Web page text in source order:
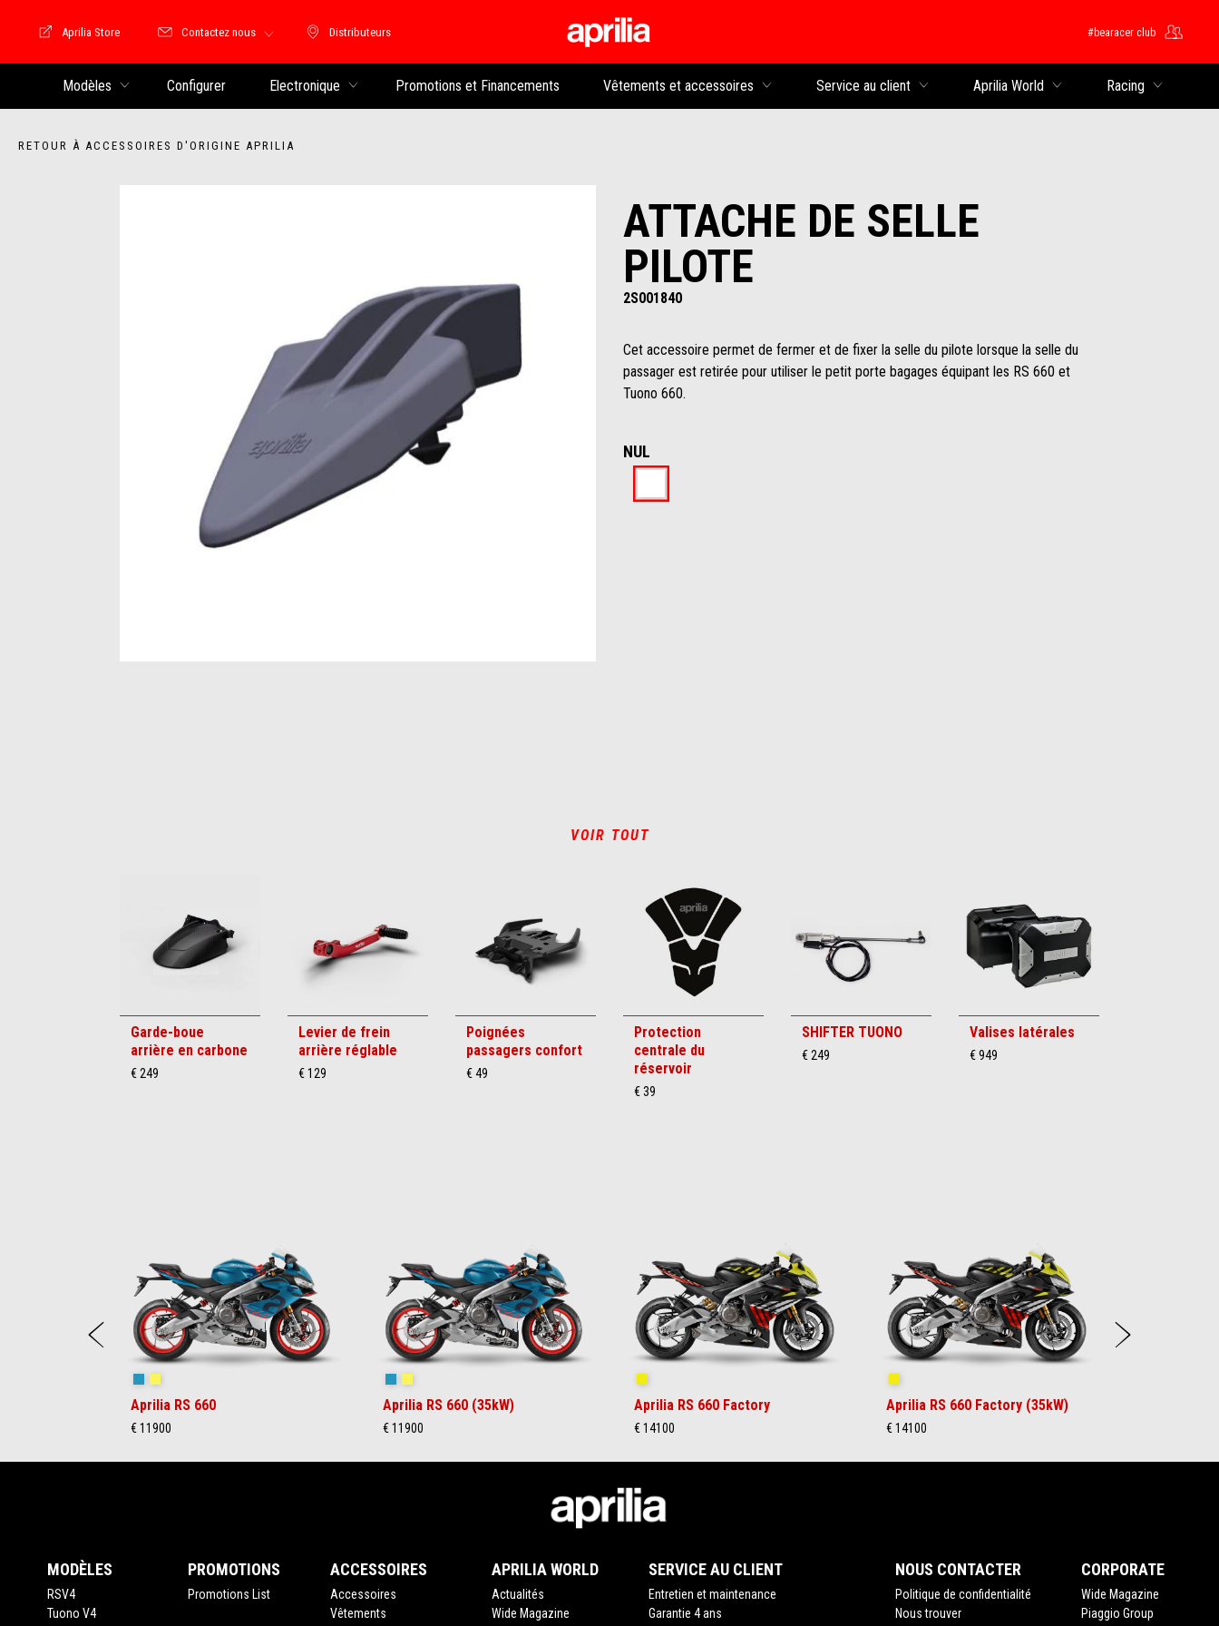
Distributeurs
Distributeurs
Store Motoguzzi
Aprilia Store Contactez nous #bearacer club
Modèles Configurer Electronique Promotions et Financements Vêtements et accessoires Service au client Aprilia World Racing
RETOUR À ACCESSOIRES D'ORIGINE APRILIA
ATTACHE DE SELLE
PILOTE
2S001840
Cet accessoire permet de fermer et de fixer la selle du pilote lorsque la selle du
passager est retirée pour utiliser le petit porte bagages équipant les RS 660 et
Tuono 660.
NUL
VOIR TOUT
Garde-boue
arrière en carbone
€ 249
Levier de frein
arrière réglable
€ 129
Poignées
passagers confort
€ 49
Protection
centrale du
réservoir
€ 39
SHIFTER TUONO
€ 249
Valises latérales
€ 949
Précédent
Aprilia RS 660
€ 11900
Aprilia RS 660 (35kW)
€ 11900
Aprilia RS 660 Factory
€ 14100
Aprilia RS 660 Factory (35kW)
€ 14100
MODÈLES
RSV4
Tuono V4
PROMOTIONS
Promotions List
ACCESSOIRES
Accessoires
Vêtements
APRILIA WORLD
Actualités
Wide Magazine
SERVICE AU CLIENT
Entretien et maintenance
Garantie 4 ans
NOUS CONTACTER
Politique de confidentialité
Nous trouver
CORPORATE
Wide Magazine
Piaggio Group